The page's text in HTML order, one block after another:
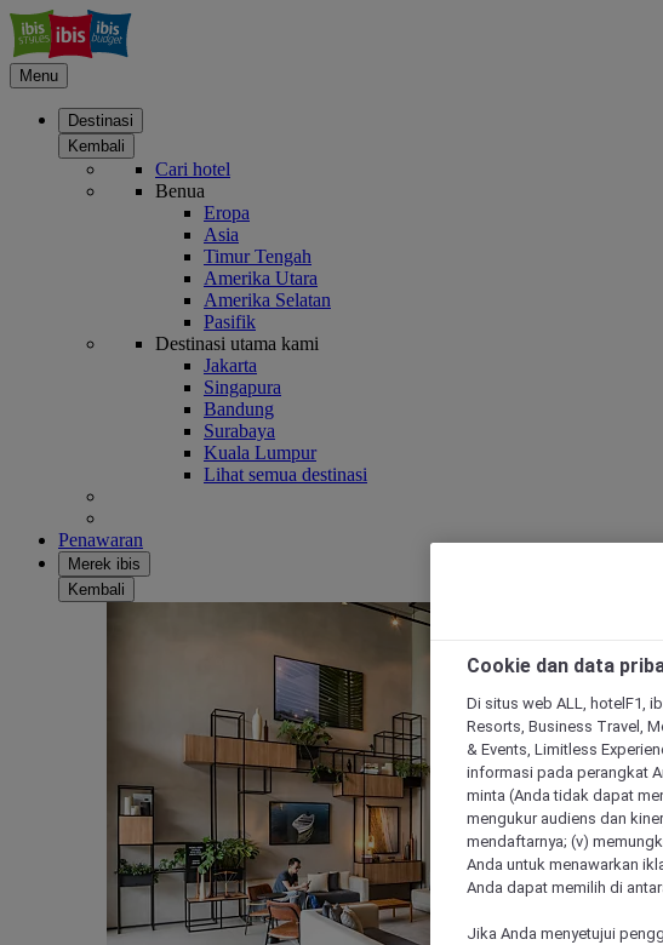
Menu
Destinasi
Kembali
Cari hotel
Benua
Eropa
Asia
Timur Tengah
Amerika Utara
Amerika Selatan
Pasifik
Destinasi utama kami
Jakarta
Singapura
Bandung
Surabaya
Kuala Lumpur
Lihat semua destinasi
Penawaran
Merek ibis
Kembali
Cookie dan data
Di situs web ALL, hotelF1,
Resorts, Business Travel,
& Events, Limitless
informasi pada perangkat
minta (Anda tidak dapat
mengukur audiens dan
mendaftarnya; (v)
Anda untuk menawarkan
Anda dapat memilih di
Jika Anda menyetujui